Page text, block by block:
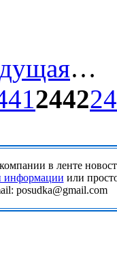
…
2442
в ленте
информации или
posudka@gmail.com